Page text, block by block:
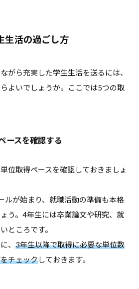
生活の過ごし方
がら充実した学生生活を送るには、
よいでしょうか。ここでは5つの取
ースを確認する
位取得ペースを確認しておきましょ
ルが始まり、就職活動の準備も本格
う。4年生には卒業論文や研究、就
ところです。
、 3年生以降で取得に必要な単位数
チェックしておきます。